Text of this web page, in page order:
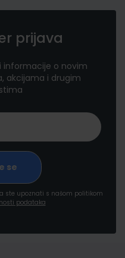
prijava
informacije o novim
akcijama i drugim
ste upoznati s našom politikom
podataka